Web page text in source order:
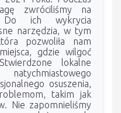
zwróciliśmy na
Do ich wykrycia
narzędzia, w tym
pozwoliła nam
gdzie wilgoć
lokalne
natychmiastowego
osuszenia,
takim jak
Nie zapomnieliśmy